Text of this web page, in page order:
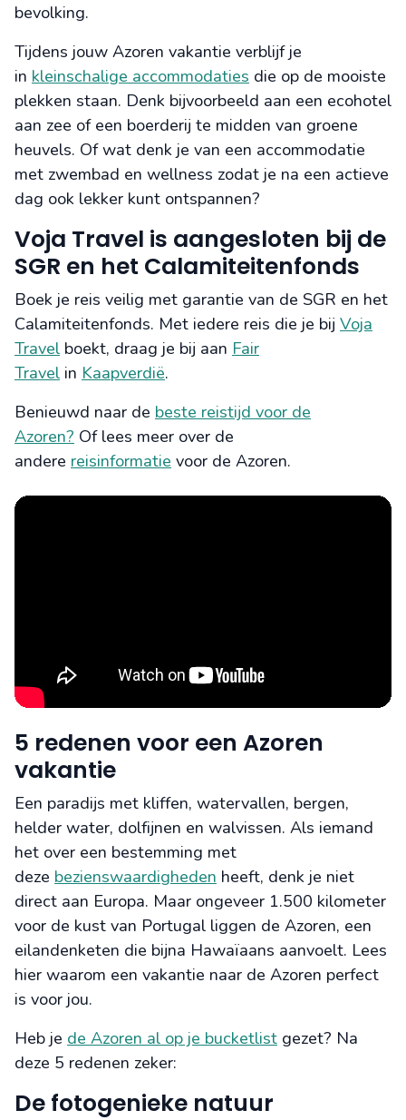
bevolking.
Tijdens jouw Azoren vakantie verblijf je
in kleinschalige accommodaties die op de mooiste
plekken staan. Denk bijvoorbeeld aan een ecohotel
aan zee of een boerderij te midden van groene
heuvels. Of wat denk je van een accommodatie
met zwembad en wellness zodat je na een actieve
dag ook lekker kunt ontspannen?
Voja Travel is aangesloten bij de
SGR en het Calamiteitenfonds
Boek je reis veilig met garantie van de SGR en het
Calamiteitenfonds. Met iedere reis die je bij Voja
Travel boekt, draag je bij aan Fair
Travel in Kaapverdië.
Benieuwd naar de beste reistijd voor de
Azoren? Of lees meer over de
andere reisinformatie voor de Azoren.
5 redenen voor een Azoren
vakantie
Een paradijs met kliffen, watervallen, bergen,
helder water, dolfijnen en walvissen. Als iemand
het over een bestemming met
deze bezienswaardigheden heeft, denk je niet
direct aan Europa. Maar ongeveer 1.500 kilometer
voor de kust van Portugal liggen de Azoren, een
eilandenketen die bijna Hawaïaans aanvoelt. Lees
hier waarom een vakantie naar de Azoren perfect
is voor jou.
Heb je de Azoren al op je bucketlist gezet? Na
deze 5 redenen zeker:
De fotogenieke natuur